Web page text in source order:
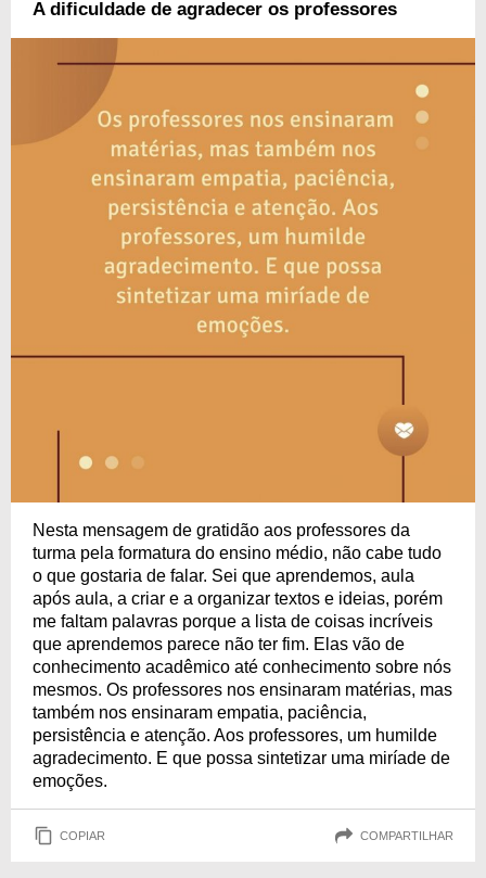
A dificuldade de agradecer os professores
Nesta mensagem de gratidão aos professores da
turma pela formatura do ensino médio, não cabe tudo
o que gostaria de falar. Sei que aprendemos, aula
após aula, a criar e a organizar textos e ideias, porém
me faltam palavras porque a lista de coisas incríveis
que aprendemos parece não ter fim. Elas vão de
conhecimento acadêmico até conhecimento sobre nós
mesmos. Os professores nos ensinaram matérias, mas
também nos ensinaram empatia, paciência,
persistência e atenção. Aos professores, um humilde
agradecimento. E que possa sintetizar uma miríade de
emoções.
COPIAR COMPARTILHAR